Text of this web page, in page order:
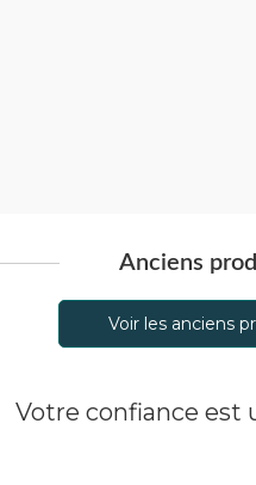
Anciens
Voir les anciens
Votre confiance est